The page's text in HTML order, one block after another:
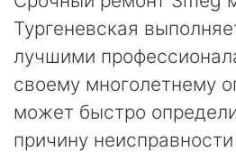
Тургеневская
лучшими
своему многолетнему
может быстро
причину